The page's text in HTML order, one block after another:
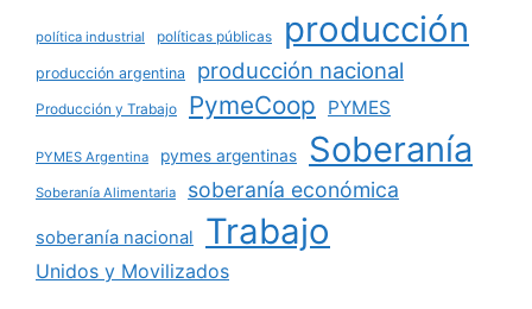
política industrial políticas públicas producción
producción argentina producción nacional
Producción y Trabajo PymeCoop PYMES
PYMES Argentina pymes argentinas Soberanía
Soberanía Alimentaria soberanía económica
soberanía nacional Trabajo
Unidos y Movilizados